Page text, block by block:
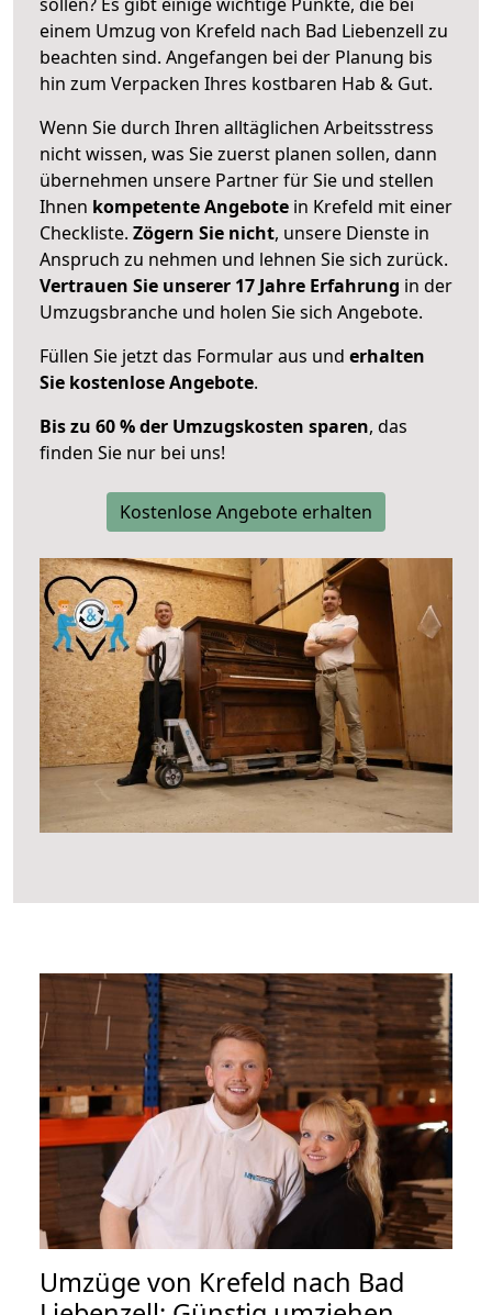
einem Umzug von Krefeld nach Bad Liebenzell zu
beachten sind. Angefangen bei der Planung bis
hin zum Verpacken Ihres kostbaren Hab & Gut.
Wenn Sie durch Ihren alltäglichen Arbeitsstress
nicht wissen, was Sie zuerst planen sollen, dann
übernehmen unsere Partner für Sie und stellen
Ihnen kompetente Angebote in Krefeld mit einer
Checkliste. Zögern Sie nicht, unsere Dienste in
Anspruch zu nehmen und lehnen Sie sich zurück.
Vertrauen Sie unserer 17 Jahre Erfahrung in der
Umzugsbranche und holen Sie sich Angebote.
Füllen Sie jetzt das Formular aus und erhalten
Sie kostenlose Angebote.
Bis zu 60 % der Umzugskosten sparen, das
finden Sie nur bei uns!
Kostenlose Angebote erhalten
Umzüge von Krefeld nach Bad